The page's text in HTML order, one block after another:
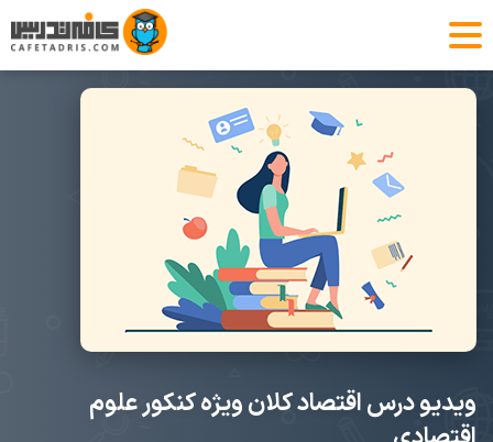
ویدیو درس اقتصاد کلان ویژه کنکور علوم